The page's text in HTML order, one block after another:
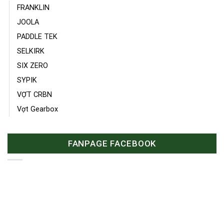
FRANKLIN
JOOLA
PADDLE TEK
SELKIRK
SIX ZERO
SYPIK
VỢT CRBN
Vợt Gearbox
FANPAGE FACEBOOK